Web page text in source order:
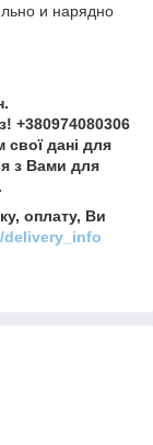
и нарядно
+380974080306
дані для
з Вами для
оплату, Ви
delivery_info